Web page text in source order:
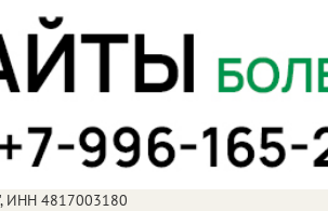
ИНН 4817003180